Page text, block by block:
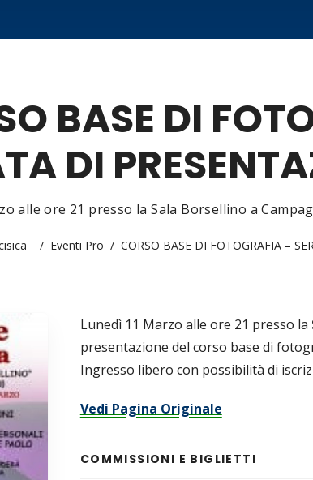
BASE DI
DI
alle ore 21 presso la Sala Borsellino a
/ Eventi Pro / CORSO BASE DI FOTOGRAFIA –
Lunedì 11 Marzo alle ore 21 presso la
presentazione del corso base di
Ingresso libero con possibilità di
Vedi Pagina Originale
COMMISSIONI E BIGLIETTI